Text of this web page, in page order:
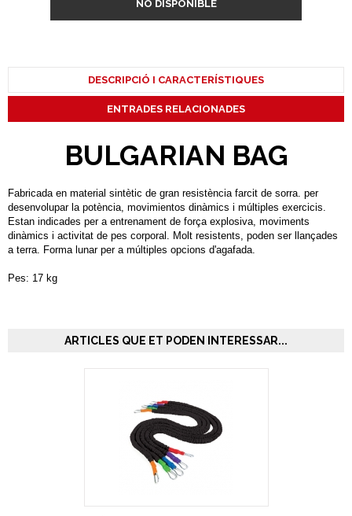
NO DISPONIBLE
DESCRIPCIÓ I CARACTERÍSTIQUES
ENTRADES RELACIONADES
BULGARIAN BAG
Fabricada en material sintètic de gran resistència farcit de sorra. per
desenvolupar la potència, movimientos dinàmics i múltiples exercicis.
Estan indicades per a entrenament de força explosiva, moviments
dinàmics i activitat de pes corporal. Molt resistents, poden ser llançades
a terra. Forma lunar per a múltiples opcions d'agafada.
Pes: 17 kg
ARTICLES QUE ET PODEN INTERESSAR...